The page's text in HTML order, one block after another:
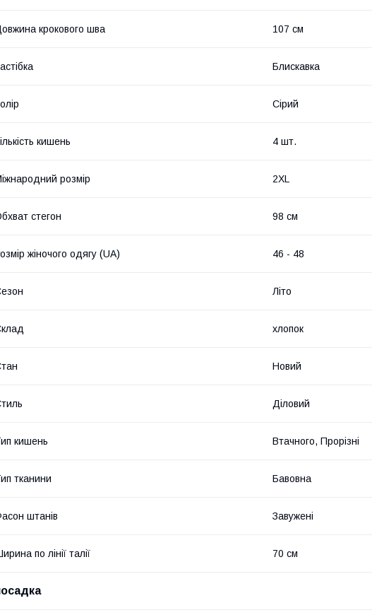
крокового шва 107 см
Блискавка
Сірий
кишень 4 шт.
розмір 2XL
стегон 98 см
жіночого одягу (UA) 46 - 48
Літо
хлопок
Новий
Діловий
кишень Втачного, Прорізні
тканини Бавовна
штанів Завужені
по лінії талії 70 см